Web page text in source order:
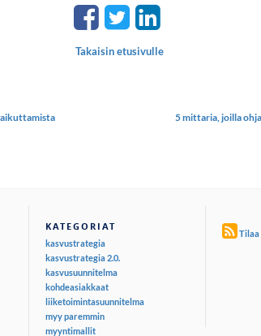
Takaisin etusivulle
5 mittaria, joilla
KATEGORIAT
kasvustrategia
kasvustrategia 2.0.
kasvusuunnitelma
kohdeasiakkaat
liiketoimintasuunnitelma
myy paremmin
myyntimallit
Tilaa